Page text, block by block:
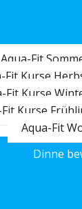
Aqua-Fit
Fit Kurse
Fit Kurse
Kurse
Aqua-Fit
Dinne